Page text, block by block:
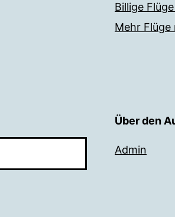
Billige
Mehr Flüge
Über den
Admin